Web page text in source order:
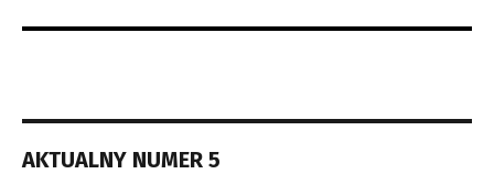
AKTUALNY NUMER 5